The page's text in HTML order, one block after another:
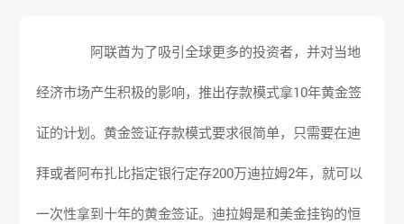
阿联酋为了吸引全球更多的投资者，并对当地
经济市场产生积极的影响，推出存款模式拿10年黄金签
证的计划。黄金签证存款模式要求很简单，只需要在迪
拜或者阿布扎比指定银行定存200万迪拉姆2年，就可以
一次性拿到十年的黄金签证。迪拉姆是和美金挂钩的恒